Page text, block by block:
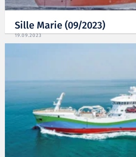
Sille Marie (09/2023)
19.09.2023